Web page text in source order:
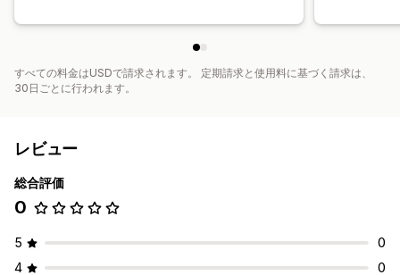
すべての料金はUSDで請求されます。 定期請求と使用料に基づく請求は、
30日ごとに行われます。
レビュー
総合評価
0
5
0
4
0